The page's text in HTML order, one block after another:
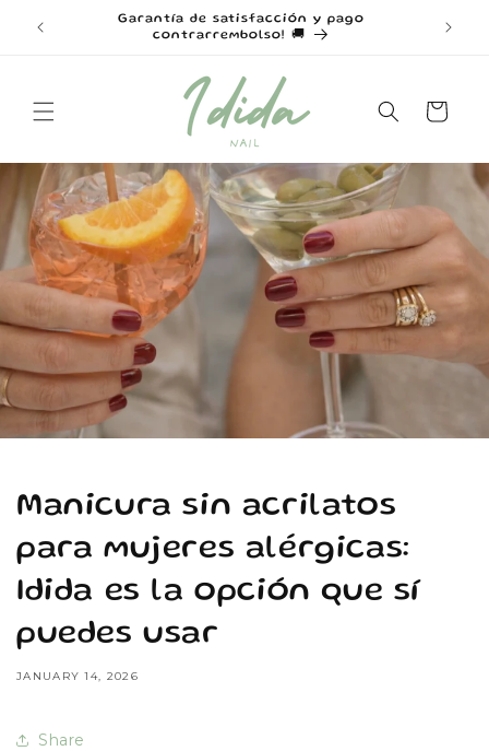
content
Garantía de satisfacción y pago
contrarrembolso! 🚚
Cart
Manicura sin acrilatos
para mujeres alérgicas:
Idida es la opción que sí
puedes usar
JANUARY 14, 2026
Share